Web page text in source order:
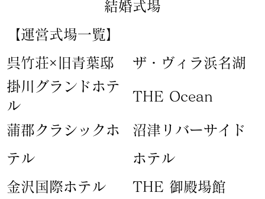
【運営式場一覧】
​呉竹荘×旧青葉邸
ザ・ヴィラ浜名湖
​掛川グランドホテ
ル
​THE Ocean
蒲郡クラシックホ
テル
​沼津リバーサイド
ホテル
​金沢国際ホテル
​THE 御殿場館
結婚式場